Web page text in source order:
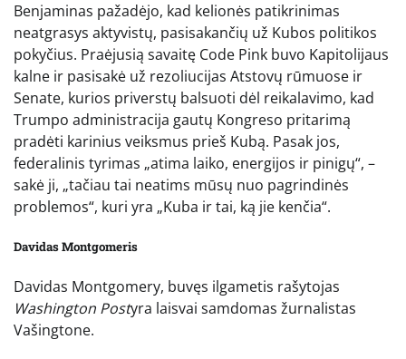
Benjaminas pažadėjo, kad kelionės patikrinimas
neatgrasys aktyvistų, pasisakančių už Kubos politikos
pokyčius. Praėjusią savaitę Code Pink buvo Kapitolijaus
kalne ir pasisakė už rezoliucijas Atstovų rūmuose ir
Senate, kurios priverstų balsuoti dėl reikalavimo, kad
Trumpo administracija gautų Kongreso pritarimą
pradėti karinius veiksmus prieš Kubą. Pasak jos,
federalinis tyrimas „atima laiko, energijos ir pinigų“, –
sakė ji, „tačiau tai neatims mūsų nuo pagrindinės
problemos“, kuri yra „Kuba ir tai, ką jie kenčia“.
Davidas Montgomeris
Davidas Montgomery, buvęs ilgametis rašytojas
Washington Postyra laisvai samdomas žurnalistas
Vašingtone.